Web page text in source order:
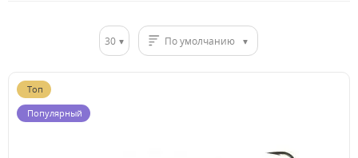
30 По умолчанию
Топ
Популярный